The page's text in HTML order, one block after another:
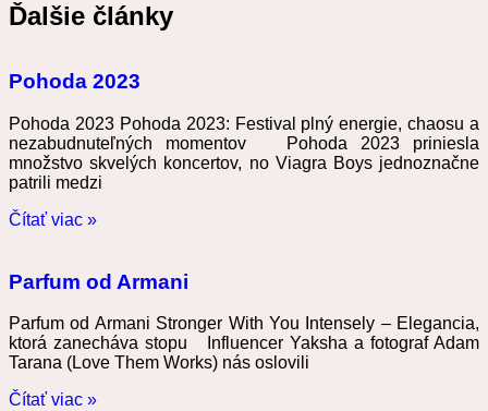
Ďalšie články
Pohoda 2023
Pohoda 2023 Pohoda 2023: Festival plný energie, chaosu a
nezabudnuteľných momentov Pohoda 2023 priniesla
množstvo skvelých koncertov, no Viagra Boys jednoznačne
patrili medzi
Čítať viac »
Parfum od Armani
Parfum od Armani Stronger With You Intensely – Elegancia,
ktorá zanecháva stopu Influencer Yaksha a fotograf Adam
Tarana (Love Them Works) nás oslovili
Čítať viac »